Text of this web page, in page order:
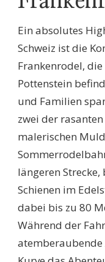
Ein absolutes
Schweiz ist die
Frankenrodel,
Pottenstein
und Familien
zwei der
malerischen
längeren
Schienen im
dabei bis zu 80
Während der